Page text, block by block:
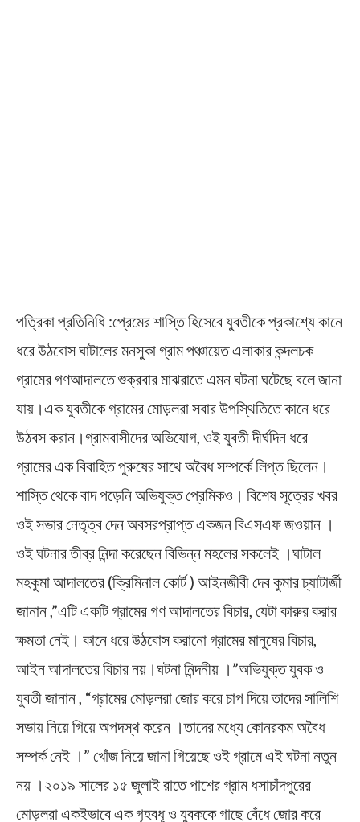
পত্রিকা প্রতিনিধি :প্রেমের শাস্তি হিসেবে যুবতীকে প্রকাশ্যে কানে
ধরে উঠবোস ঘাটালের মনসুকা গ্রাম পঞ্চায়েত এলাকার কন্দলচক
গ্রামের গণআদালতে শুক্রবার মাঝরাতে এমন ঘটনা ঘটেছে বলে জানা
যায়।এক যুবতীকে গ্রামের মোড়লরা সবার উপস্থিতিতে কানে ধরে
উঠবস করান।গ্রামবাসীদের অভিযোগ, ওই যুবতী দীর্ঘদিন ধরে
গ্রামের এক বিবাহিত পুরুষের সাথে অবৈধ সম্পর্কে লিপ্ত ছিলেন।
শাস্তি থেকে বাদ পড়েনি অভিযুক্ত প্রেমিকও। বিশেষ সূত্রের খবর
ওই সভার নেতৃত্ব দেন অবসরপ্রাপ্ত একজন বিএসএফ জওয়ান ।
ওই ঘটনার তীব্র নিন্দা করেছেন বিভিন্ন মহলের সকলেই ।ঘাটাল
মহকুমা আদালতের (ক্রিমিনাল কোর্ট ) আইনজীবী দেব কুমার চ্যাটার্জী
জানান ,”এটি একটি গ্রামের গণ আদালতের বিচার, যেটা কারুর করার
ক্ষমতা নেই। কানে ধরে উঠবোস করানো গ্রামের মানুষের বিচার,
আইন আদালতের বিচার নয়।ঘটনা নিন্দনীয় ।”অভিযুক্ত যুবক ও
যুবতী জানান , “গ্রামের মোড়লরা জোর করে চাপ দিয়ে তাদের সালিশি
সভায় নিয়ে গিয়ে অপদস্থ করেন ।তাদের মধ্যে কোনরকম অবৈধ
সম্পর্ক নেই ।” খোঁজ নিয়ে জানা গিয়েছে ওই গ্রামে এই ঘটনা নতুন
নয় ।২০১৯ সালের ১৫ জুলাই রাতে পাশের গ্রাম ধসাচাঁদপুরের
মোড়লরা একইভাবে এক গৃহবধূ ও যুবককে গাছে বেঁধে জোর করে